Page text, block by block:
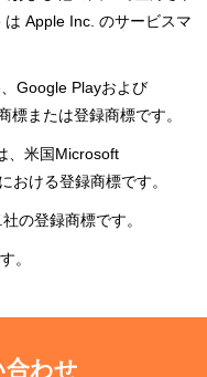
Apple Inc. のサービスマ
Google Playおよび
または登録商標です。
、米国Microsoft
おける登録商標です。
の登録商標です。
。
合わせ